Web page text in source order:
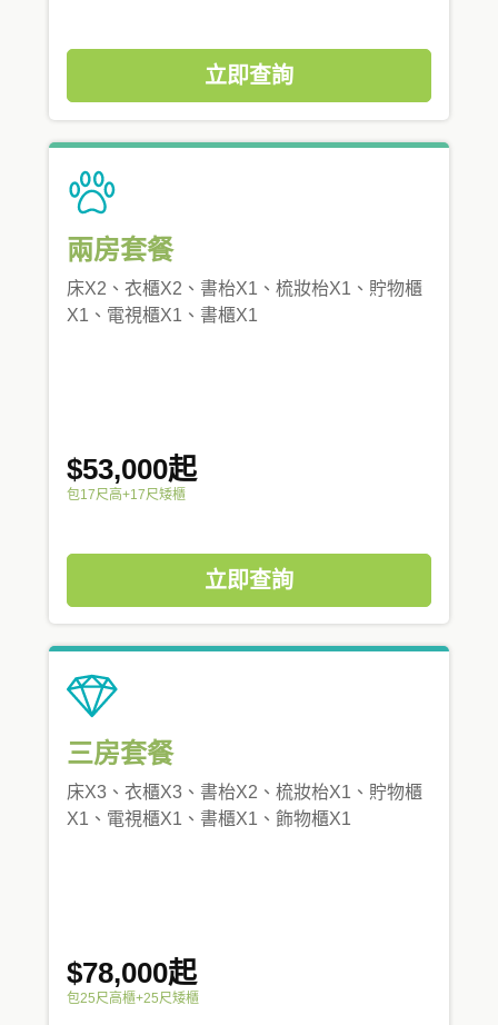
立即查詢
兩房套餐
床X2、衣櫃X2、書枱X1、梳妝枱X1、貯物櫃
X1、電視櫃X1、書櫃X1
$53,000起
包17尺高+17尺矮櫃
立即查詢
三房套餐
床X3、衣櫃X3、書枱X2、梳妝枱X1、貯物櫃
X1、電視櫃X1、書櫃X1、飾物櫃X1
$78,000起
包25尺高櫃+25尺矮櫃